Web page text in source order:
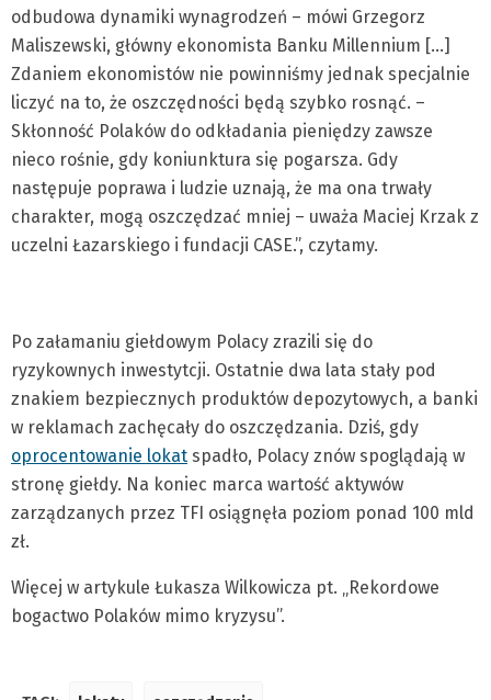
odbudowa dynamiki wynagrodzeń – mówi Grzegorz
Maliszewski, główny ekonomista Banku Millennium […]
Zdaniem ekonomistów nie powinniśmy jednak specjalnie
liczyć na to, że oszczędności będą szybko rosnąć. –
Skłonność Polaków do odkładania pieniędzy zawsze
nieco rośnie, gdy koniunktura się pogarsza. Gdy
następuje poprawa i ludzie uznają, że ma ona trwały
charakter, mogą oszczędzać mniej – uważa Maciej Krzak z
uczelni Łazarskiego i fundacji CASE.”, czytamy.
Po załamaniu giełdowym Polacy zrazili się do
ryzykownych inwestytcji. Ostatnie dwa lata stały pod
znakiem bezpiecznych produktów depozytowych, a banki
w reklamach zachęcały do oszczędzania. Dziś, gdy
oprocentowanie lokat spadło, Polacy znów spoglądają w
stronę giełdy. Na koniec marca wartość aktywów
zarządzanych przez TFI osiągnęła poziom ponad 100 mld
zł.
Więcej w artykule Łukasza Wilkowicza pt. „Rekordowe
bogactwo Polaków mimo kryzysu”.